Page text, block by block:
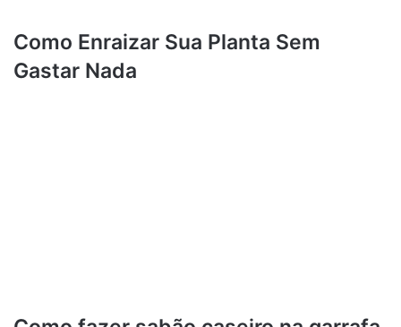
Como Enraizar Sua Planta Sem
Gastar Nada